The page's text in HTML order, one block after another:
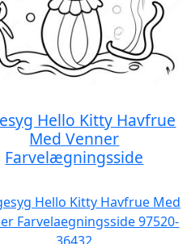
Hello Kitty Havfrue
Med Venner
Farvelægningsside